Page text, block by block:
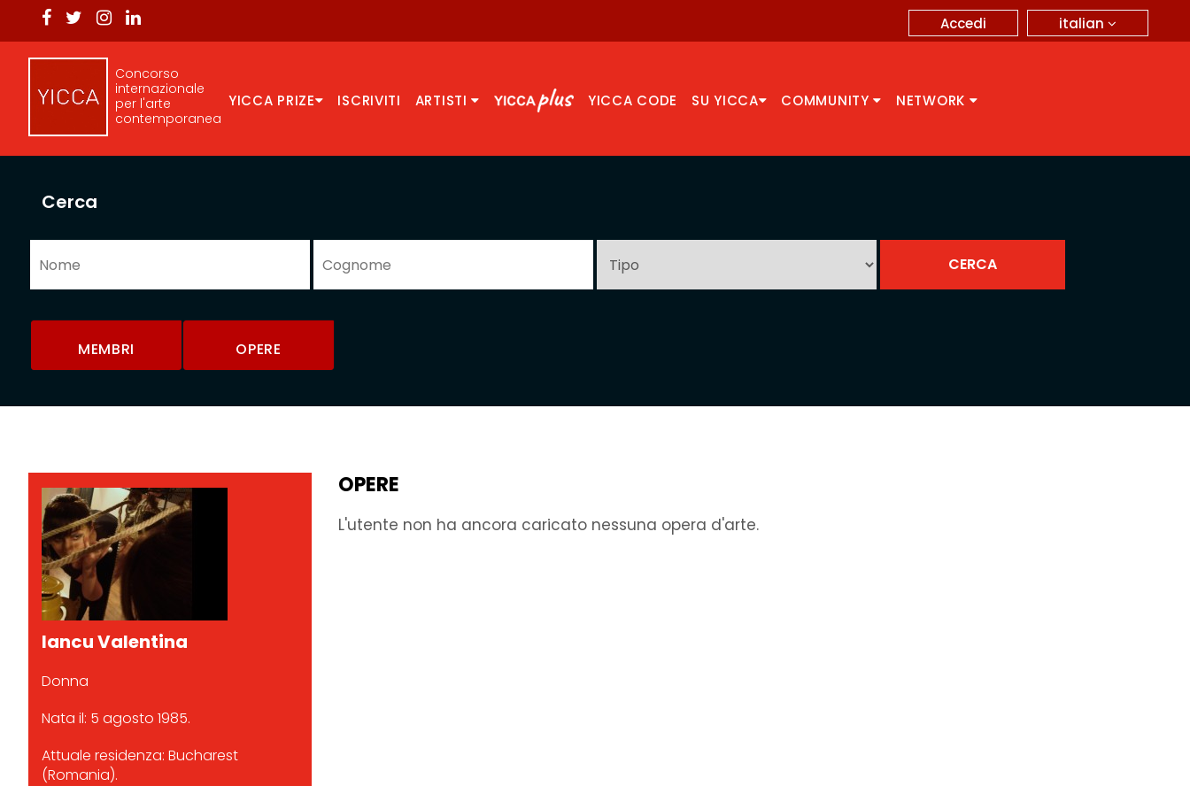
italian
Accedi
Concorso
internazionale
per l'arte
contemporanea
YICCA PRIZE ISCRIVITI ARTISTI YICCA CODE SU YICCA COMMUNITY NETWORK
Cerca
MEMBRI OPERE
Iancu Valentina
Donna
Nata il: 5 agosto 1985.
Attuale residenza: Bucharest
(Romania).
OPERE
L'utente non ha ancora caricato nessuna opera d'arte.